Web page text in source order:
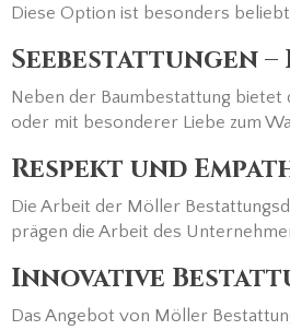
Diese Option ist besonders beliebt
Seebestattungen
Neben der Baumbestattung bietet
oder mit besonderer Liebe zum
Respekt und
Die Arbeit der Möller
prägen die Arbeit des
Innovative
Das Angebot von Möller